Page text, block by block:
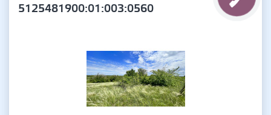
5125481900:01:003:0560